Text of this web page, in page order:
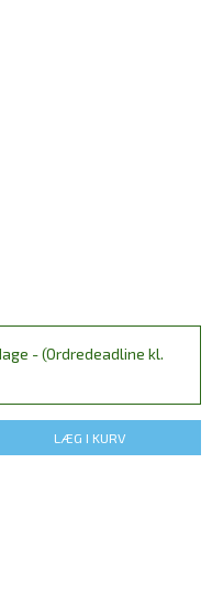
- (Ordredeadline kl.
LÆG I KURV